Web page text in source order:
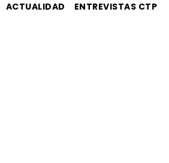
ACTUALIDAD ENTREVISTAS CTP